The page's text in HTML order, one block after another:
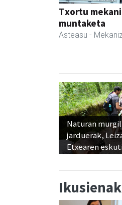
Txortu
muntaketa
Asteasu -
Naturan
jarduerak,
Etxearen
Ikusienak